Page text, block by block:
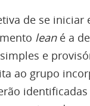
de se iniciar
leané a
e
ao grupo